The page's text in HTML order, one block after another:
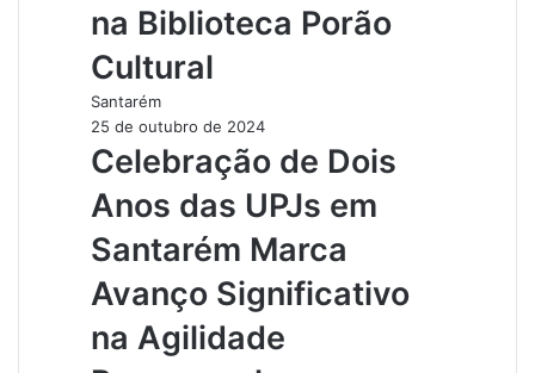
na Biblioteca Porão
Cultural
Santarém
25 de outubro de 2024
Celebração de Dois
Anos das UPJs em
Santarém Marca
Avanço Significativo
na Agilidade